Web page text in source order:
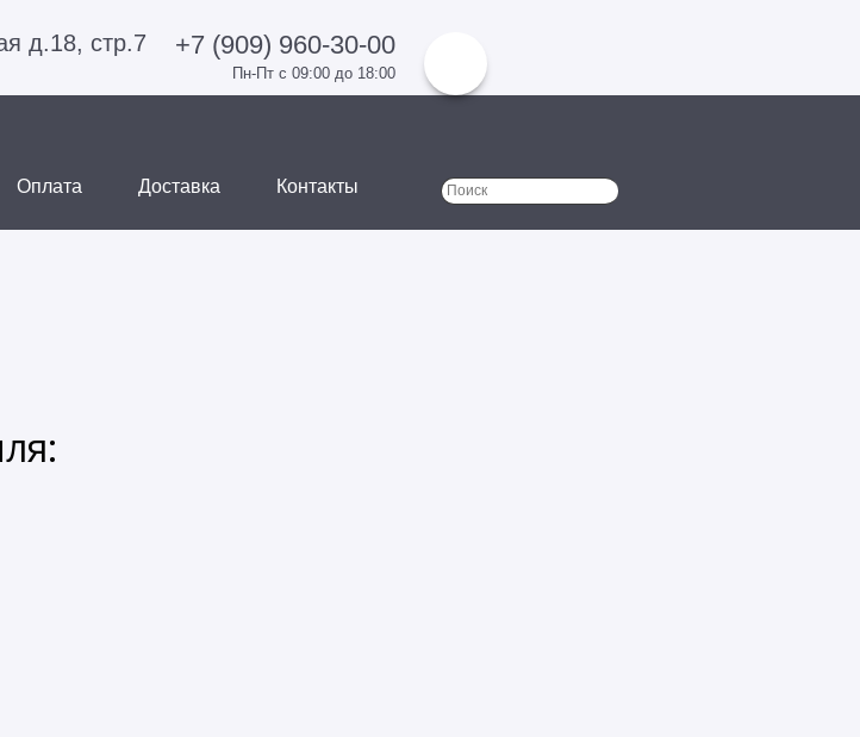
д.18, стр.7 +7 (909) 960-30-00
Пн-Пт с 09:00 до 18:00
Оплата Доставка Контакты Форма поиска
Поиск